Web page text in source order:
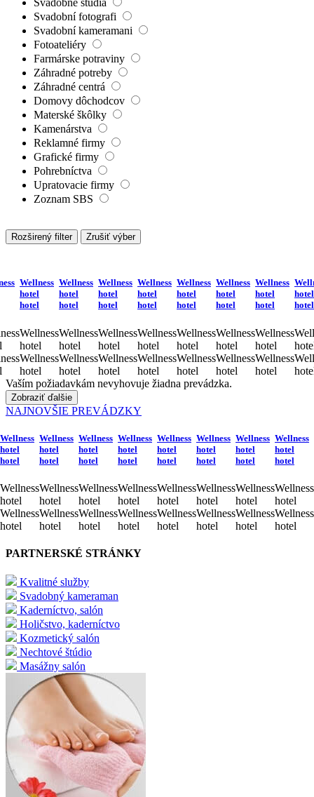
Svadobné štúdiá
Svadobní fotografi
Svadobní kameramani
Fotoateliéry
Farmárske potraviny
Záhradné potreby
Záhradné centrá
Domovy dôchodcov
Materské škôlky
Kamenárstva
Reklamné firmy
Grafické firmy
Pohrebníctva
Upratovacie firmy
Zoznam SBS
Rozširený filter Zrušiť výber
Wellness
hotel
hotel
Wellness
hotel
Wellness
hotel
Wellness
hotel
hotel
Wellness
hotel
Wellness
hotel
Wellness
hotel
hotel
Wellness
hotel
Wellness
hotel
Wellness
hotel
hotel
Wellness
hotel
Wellness
hotel
Wellness
hotel
hotel
Wellness
hotel
Wellness
hotel
Wellness
hotel
hotel
Wellness
hotel
Wellness
hotel
Wellness
hotel
hotel
Wellness
hotel
Wellness
hotel
hotel
hotel
Vaším požiadavkám nevyhovuje žiadna prevádzka.
Zobraziť ďalšie
NAJNOVŠIE PREVÁDZKY
Wellness
hotel
hotel
Wellness
hotel
Wellness
hotel
Wellness
hotel
hotel
Wellness
hotel
Wellness
hotel
Wellness
hotel
hotel
Wellness
hotel
Wellness
hotel
Wellness
hotel
hotel
Wellness
hotel
Wellness
hotel
Wellness
hotel
hotel
Wellness
hotel
Wellness
hotel
Wellness
hotel
hotel
Wellness
hotel
Wellness
hotel
Wellness
hotel
hotel
Wellness
hotel
Wellness
hotel
Wellness
hotel
hotel
Wellness
hotel
Wellness
hotel
PARTNERSKÉ STRÁNKY
Kvalitné služby
Svadobný kameraman
Kaderníctvo, salón
Holičstvo, kaderníctvo
Kozmetický salón
Nechtové štúdio
Masážny salón